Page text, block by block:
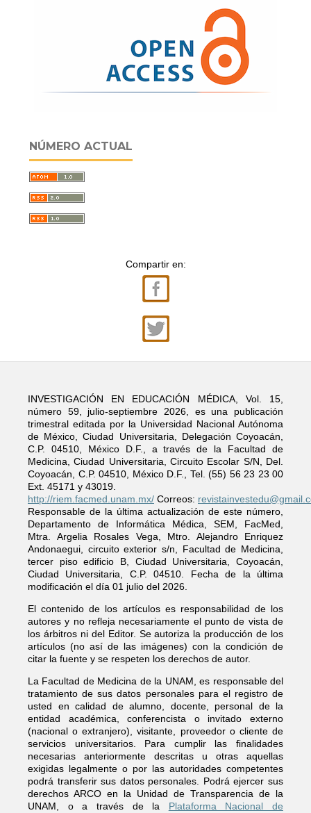
NÚMERO ACTUAL
Compartir en:
INVESTIGACIÓN EN EDUCACIÓN MÉDICA, Vol. 15,
número 59, julio-septiembre 2026, es una publicación
trimestral editada por la Universidad Nacional Autónoma
de México, Ciudad Universitaria, Delegación Coyoacán,
C.P. 04510, México D.F., a través de la Facultad de
Medicina, Ciudad Universitaria, Circuito Escolar S/N, Del.
Coyoacán, C.P. 04510, México D.F., Tel. (55) 56 23 23 00
Ext. 45171 y 43019.
http://riem.facmed.unam.mx/ Correos:
Responsable de la última actualización de este número,
Departamento de Informática Médica, SEM, FacMed,
Mtra. Argelia Rosales Vega, Mtro. Alejandro Enriquez
Andonaegui, circuito exterior s/n, Facultad de Medicina,
tercer piso edificio B, Ciudad Universitaria, Coyoacán,
Ciudad Universitaria, C.P. 04510. Fecha de la última
modificación el día 01 julio del 2026.
El contenido de los artículos es responsabilidad de los
autores y no refleja necesariamente el punto de vista de
los árbitros ni del Editor. Se autoriza la producción de los
artículos (no así de las imágenes) con la condición de
citar la fuente y se respeten los derechos de autor.
La Facultad de Medicina de la UNAM, es responsable del
tratamiento de sus datos personales para el registro de
usted en calidad de alumno, docente, personal de la
entidad académica, conferencista o invitado externo
(nacional o extranjero), visitante, proveedor o cliente de
servicios universitarios. Para cumplir las finalidades
necesarias anteriormente descritas u otras aquellas
exigidas legalmente o por las autoridades competentes
podrá transferir sus datos personales. Podrá ejercer sus
derechos ARCO en la Unidad de Transparencia de la
UNAM, o a través de la Plataforma Nacional de